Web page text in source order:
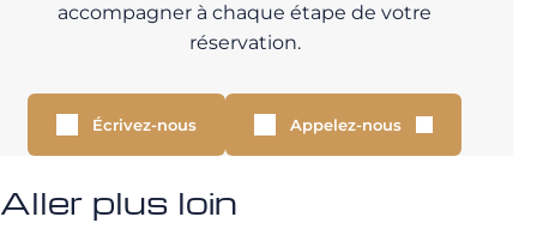
accompagner à chaque étape de votre
réservation.
Écrivez-nous Appelez-nous
Aller plus loin